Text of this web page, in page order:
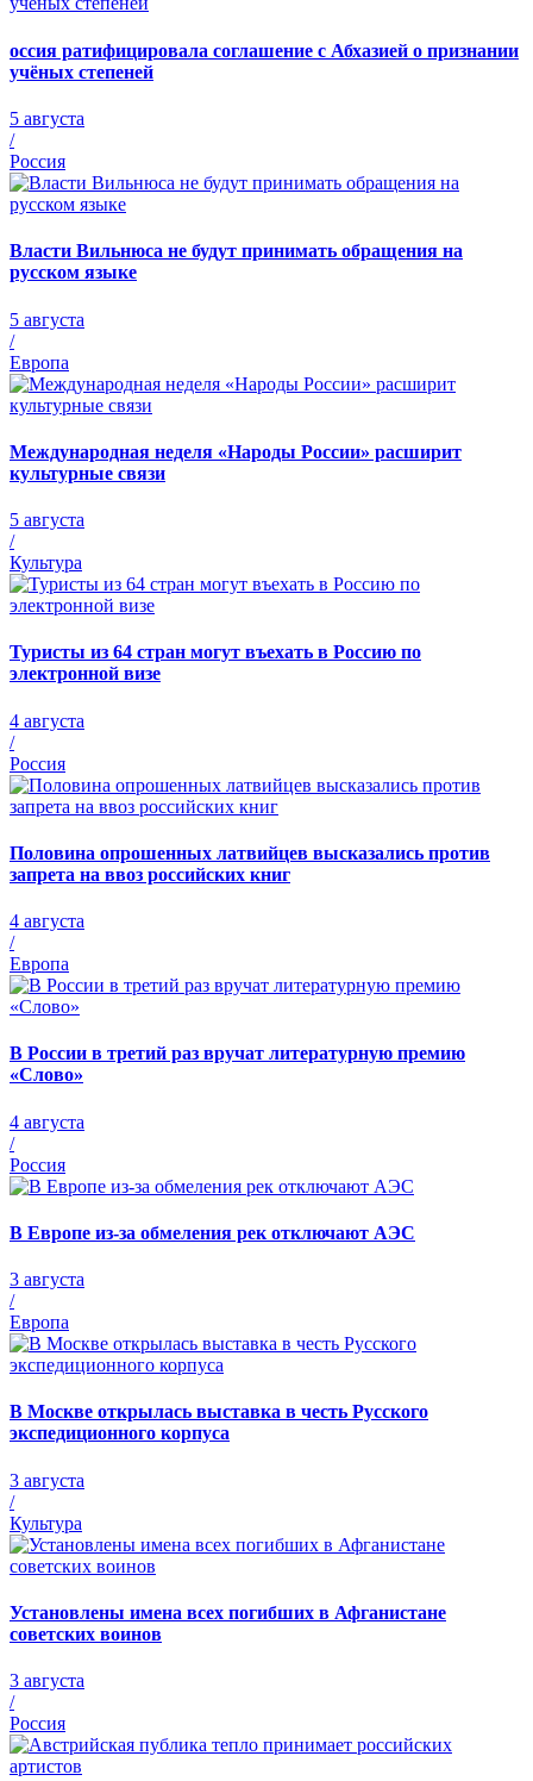
оссия ратифицировала соглашение с Абхазией о признании
учёных степеней
5 августа
/
Россия
Власти Вильнюса не будут принимать обращения на
русском языке
5 августа
/
Европа
Международная неделя «Народы России» расширит
культурные связи
5 августа
/
Культура
Туристы из 64 стран могут въехать в Россию по
электронной визе
4 августа
/
Россия
Половина опрошенных латвийцев высказались против
запрета на ввоз российских книг
4 августа
/
Европа
В России в третий раз вручат литературную премию
«Слово»
4 августа
/
Россия
В Европе из-за обмеления рек отключают АЭС
3 августа
/
Европа
В Москве открылась выставка в честь Русского
экспедиционного корпуса
3 августа
/
Культура
Установлены имена всех погибших в Афганистане
советских воинов
3 августа
/
Россия